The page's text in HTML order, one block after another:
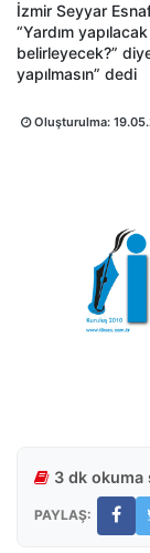
İzmir Seyyar
“Yardım
belirleyecek?”
yapılmasın” dedi
Oluşturulma:
3 dk okuma
PAYLAŞ: